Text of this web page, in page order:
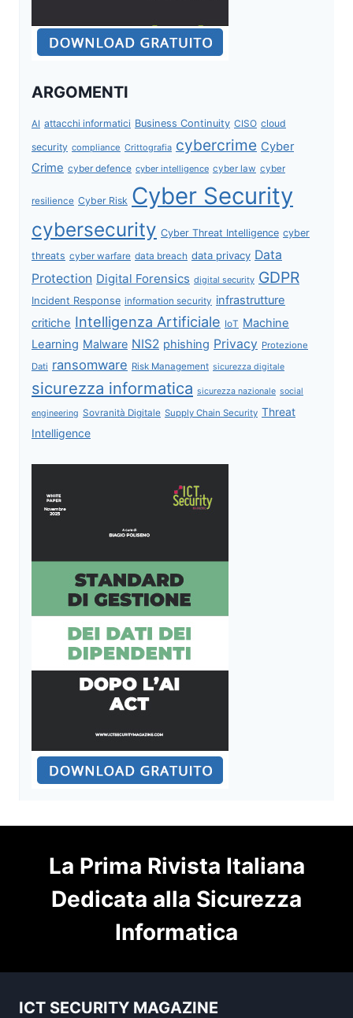
ARGOMENTI
AI attacchi informatici Business Continuity CISO cloud
security compliance Crittografia cybercrime Cyber
Crime cyber defence cyber intelligence cyber law cyber
resilience Cyber Risk Cyber Security
cybersecurity Cyber Threat Intelligence cyber
threats cyber warfare data breach data privacy Data
Protection Digital Forensics digital security GDPR
Incident Response information security infrastrutture
critiche Intelligenza Artificiale IoT Machine
Learning Malware NIS2 phishing Privacy Protezione
Dati ransomware Risk Management sicurezza digitale
sicurezza informatica sicurezza nazionale social
engineering Sovranità Digitale Supply Chain Security Threat
Intelligence
La Prima Rivista Italiana
Dedicata alla Sicurezza
Informatica
ICT SECURITY MAGAZINE